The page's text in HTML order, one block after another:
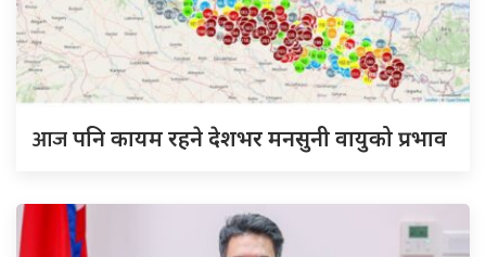
आजपनि कायम रहने देशभर मनसुनी वायुको प्रभाव